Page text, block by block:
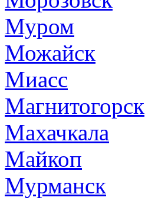
Муром
Можайск
Миасс
Магнитогорск
Махачкала
Майкоп
Мурманск